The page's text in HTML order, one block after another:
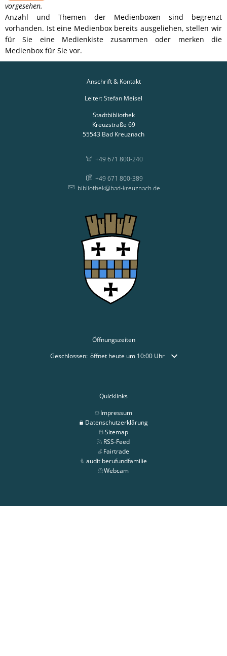
vorgesehen.
Anzahl und Themen der Medienboxen sind begrenzt
vorhanden. Ist eine Medienbox bereits ausgeliehen, stellen wir
für Sie eine Medienkiste zusammen oder merken die
Medienbox für Sie vor.
Anschrift & Kontakt
Leiter: Stefan Meisel
Stadtbibliothek
Kreuzstraße 69
55543 Bad Kreuznach
+49 671 800-240
+49 671 800-389
bibliothek@bad-kreuznach.de
Öffnungszeiten
Klicken, um weitere Öffnungs- oder Schließzeiten
Geschlossen: öffnet heute um 10:00 Uhr
Quicklinks
Impressum
Datenschutzerklärung
Sitemap
RSS-Feed
Fairtrade
audit berufundfamilie
Webcam